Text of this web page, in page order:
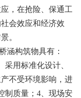
，在抢险、保通工
会效应和经济效
。
涵构筑物具有：
用标准化设计、
不受环境影响，进
制质量；4、现场安